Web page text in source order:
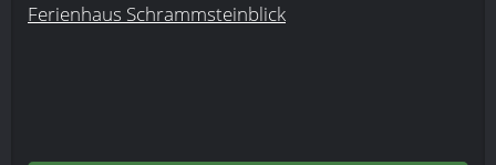
Ferienhaus Schrammsteinblick